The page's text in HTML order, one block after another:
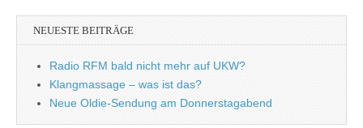
NEUESTE BEITRÄGE
Radio RFM bald nicht mehr auf UKW?
Klangmassage – was ist das?
Neue Oldie-Sendung am Donnerstagabend